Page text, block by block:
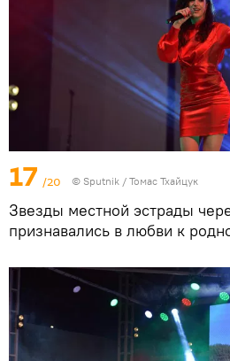
17 /20 © Sputnik / Томас Тхайцук
Звезды местной эстрады
признавались в любви к